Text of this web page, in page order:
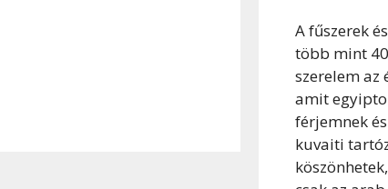
A fűszerek
több mint
szerelem az
amit
férjemnek
kuvaiti